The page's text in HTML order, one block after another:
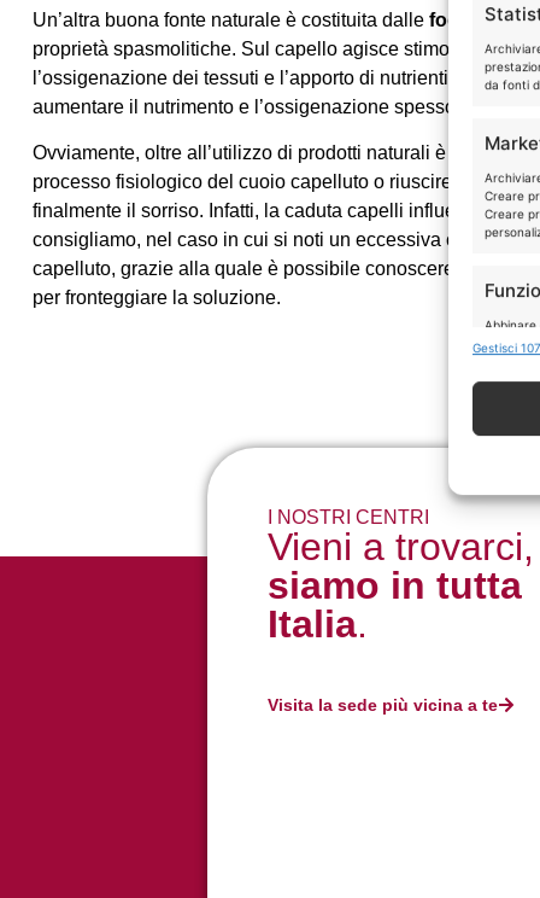
da fonti
Creare
Creare
Gestisci
Un’altra buona fonte naturale è costituita dalle foglie di
proprietà spasmolitiche. Sul capello agisce stimolando la
l’ossigenazione dei tessuti e l’apporto di nutrienti
aumentare il nutrimento e l’ossigenazione spesso
Ovviamente, oltre all’utilizzo di prodotti naturali è bene
processo fisiologico del cuoio capelluto o riuscire a
finalmente il sorriso. Infatti, la caduta capelli influenza
consigliamo, nel caso in cui si noti un eccessiva caduta
capelluto, grazie alla quale è possibile conoscere le cause
per fronteggiare la soluzione.
I NOSTRI CENTRI
Vieni a trovarci,
siamo in tutta
Italia.
Visita la sede più vicina a te